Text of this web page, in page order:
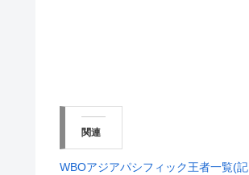
関連
WBOアジアパシフィック王者一覧(記